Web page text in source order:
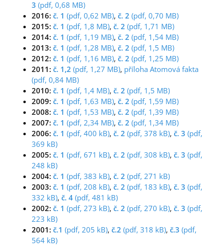
3 (pdf, 0,68 MB)
2016: č. 1 (pdf, 0,62 MB), č. 2 (pdf, 0,70 MB)
2015: č. 1 (pdf, 1,8 MB), č. 2 (pdf, 1,71 MB)
2014: č. 1 (pdf, 1,19 MB), č. 2 (pdf, 1,54 MB)
2013: č. 1 (pdf, 1,28 MB), č. 2 (pdf, 1,5 MB)
2012: č. 1 (pdf, 1,16 MB), č. 2 (pdf, 1,25 MB)
2011: č. 1,2 (pdf, 1,27 MB), příloha Atomová fakta
(pdf, 0,84 MB)
2010: č. 1 (pdf, 1,4 MB), č. 2 (pdf, 1,5 MB)
2009: č. 1 (pdf, 1,63 MB), č. 2 (pdf, 1,59 MB)
2008: č. 1 (pdf, 1,53 MB), č. 2 (pdf, 1,39 MB)
2007: č. 1 (pdf, 2,34 MB), č. 2 (pdf, 1,34 MB)
2006: č. 1 (pdf, 400 kB), č. 2 (pdf, 378 kB), č. 3 (pdf,
369 kB)
2005: č. 1 (pdf, 671 kB), č. 2 (pdf, 308 kB), č. 3 (pdf,
248 kB)
2004: č. 1 (pdf, 383 kB), č. 2 (pdf, 271 kB)
2003: č. 1 (pdf, 208 kB), č. 2 (pdf, 183 kB), č. 3 (pdf,
332 kB), č. 4 (pdf, 481 kB)
2002: č. 1 (pdf, 273 kB), č. 2 (pdf, 270 kB), č. 3 (pdf,
223 kB)
2001: č.1 (pdf, 205 kB), č.2 (pdf, 318 kB), č.3 (pdf,
564 kB)